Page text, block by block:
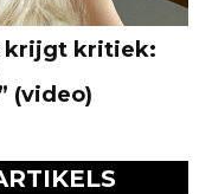
krijgt kritiek:
(video)